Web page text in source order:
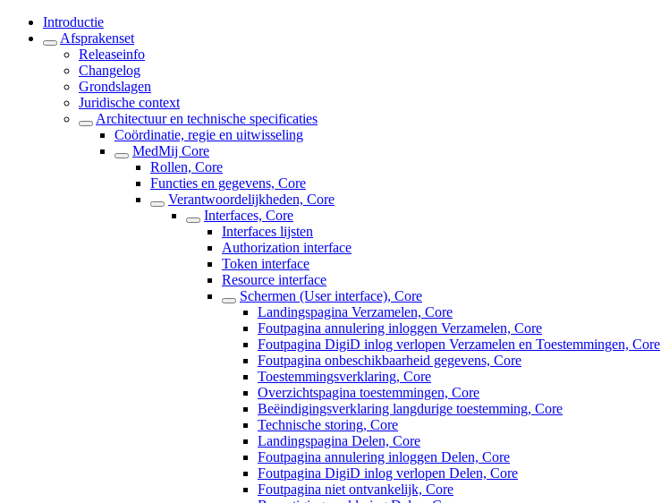
Introductie
Afsprakenset
Releaseinfo
Changelog
Grondslagen
Juridische context
Architectuur en technische specificaties
Coördinatie, regie en uitwisseling
MedMij Core
Rollen, Core
Functies en gegevens, Core
Verantwoordelijkheden, Core
Interfaces, Core
Interfaces lijsten
Authorization interface
Token interface
Resource interface
Schermen (User interface), Core
Landingspagina Verzamelen, Core
Foutpagina annulering inloggen Verzamelen, Core
Foutpagina DigiD inlog verlopen Verzamelen en Toestemmingen, Core
Foutpagina onbeschikbaarheid gegevens, Core
Toestemmingsverklaring, Core
Overzichtspagina toestemmingen, Core
Beëindigingsverklaring langdurige toestemming, Core
Technische storing, Core
Landingspagina Delen, Core
Foutpagina annulering inloggen Delen, Core
Foutpagina DigiD inlog verlopen Delen, Core
Foutpagina niet ontvankelijk, Core